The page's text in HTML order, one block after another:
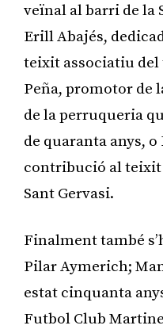
veïnal al barri de la
Erill Abajés,
teixit associatiu
Peña, promotor de
de la perruqueria
de quaranta anys, o
contribució al
Sant Gervasi.
Finalment també
Pilar Aymerich;
estat cinquanta
Futbol Club